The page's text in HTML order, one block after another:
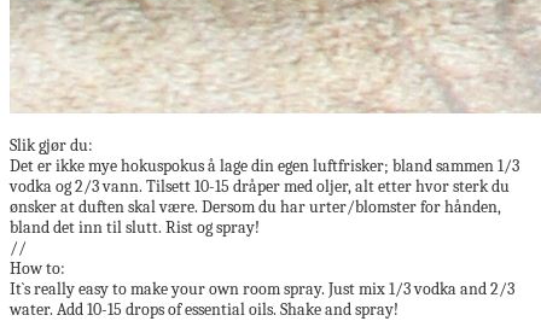
Slik gjør du:
Det er ikke mye hokuspokus å lage din egen luftfrisker; bland sammen 1/3
vodka og 2/3 vann. Tilsett 10-15 dråper med oljer, alt etter hvor sterk du
ønsker at duften skal være. Dersom du har urter/blomster for hånden,
bland det inn til slutt. Rist og spray!
//
How to:
It`s really easy to make your own room spray. Just mix 1/3 vodka and 2/3
water. Add 10-15 drops of essential oils. Shake and spray!